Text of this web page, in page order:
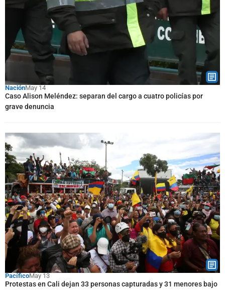
NaciónMay 14
Caso Alison Meléndez: separan del cargo a cuatro policías por
grave denuncia
PacíficoMay 13
Protestas en Cali dejan 33 personas capturadas y 31 menores bajo